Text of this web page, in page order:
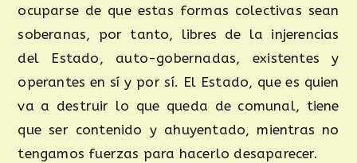
ocuparse de que estas formas colectivas sean
soberanas, por tanto, libres de la injerencias
del Estado, auto-gobernadas, existentes y
operantes en sí y por sí. El Estado, que es quien
va a destruir lo que queda de comunal, tiene
que ser contenido y ahuyentado, mientras no
tengamos fuerzas para hacerlo desaparecer.